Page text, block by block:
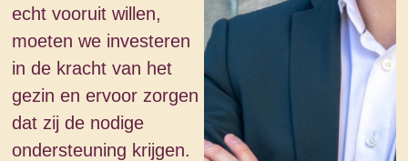
echt vooruit willen,
moeten we investeren
in de kracht van het
gezin en ervoor zorgen
dat zij de nodige
ondersteuning krijgen.